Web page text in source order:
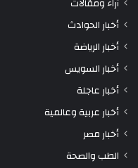
أخبار الحوادث
أخبار الرياضة
أخبار السويس
أخبار عاجلة
أخبار عربية وعالمية
أخبار مصر
الطب والصحة